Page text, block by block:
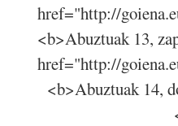
href="http://
<b>Abuztuak 13,
href="http://
<b>Abuztuak 14,